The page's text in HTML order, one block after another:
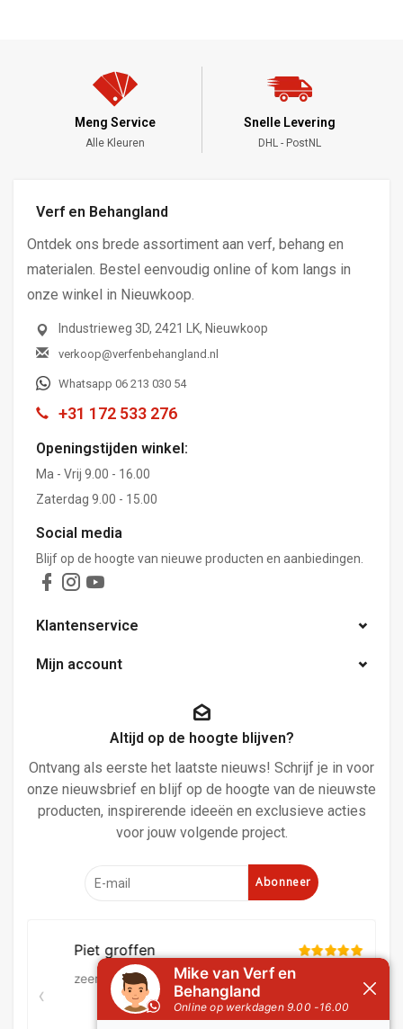
Meng Service
Alle Kleuren
Snelle Levering
DHL - PostNL
Verf en Behangland
Ontdek ons brede assortiment aan verf, behang en
materialen. Bestel eenvoudig online of kom langs in
onze winkel in Nieuwkoop.
Industrieweg 3D, 2421 LK, Nieuwkoop
verkoop@verfenbehangland.nl
Whatsapp 06 213 030 54
+31 172 533 276
Openingstijden winkel:
Ma - Vrij 9.00 - 16.00
Zaterdag 9.00 - 15.00
Social media
Blijf op de hoogte van nieuwe producten en aanbiedingen.
Klantenservice
Mijn account
Altijd op de hoogte blijven?
Ontvang als eerste het laatste nieuws! Schrijf je in voor
onze nieuwsbrief en blijf op de hoogte van de nieuwste
producten, inspirerende ideeën en exclusieve acties
voor jouw volgende project.
Abonneer